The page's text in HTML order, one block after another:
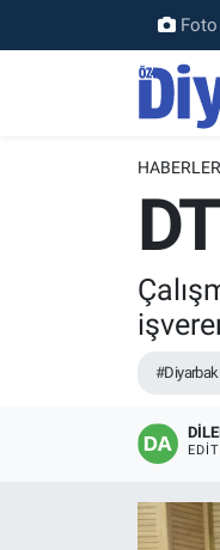
HABERLER
RESMİ İLANLAR
DİYARBAKIR
EKONOMİ
GÜNDEM
KÜLTÜR SANAT
Nöbetçi
Namaz Vakitleri
Trafik Durumu
Süper Lig Puan
Son Dakika
Haber Arşivi